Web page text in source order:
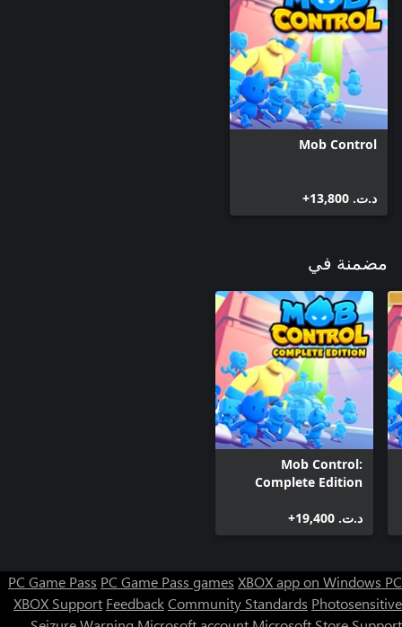
Mob Control
د.ت.‏ 13,800+
مضمنة في
Mob Control:
Complete Edition
د.ت.‏ 19,400+
PC Game Pass PC Game Pass games XBOX app on Windows PC
XBOX Support FeedbackCommunity Standards Photosensitive